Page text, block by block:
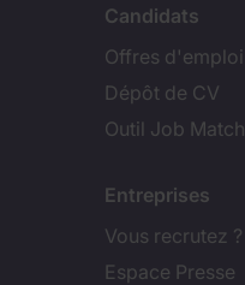
Candidats
Offres d'emploi
Dépôt de CV
Outil Job Match
Entreprises
Vous recrutez ?
Espace Presse